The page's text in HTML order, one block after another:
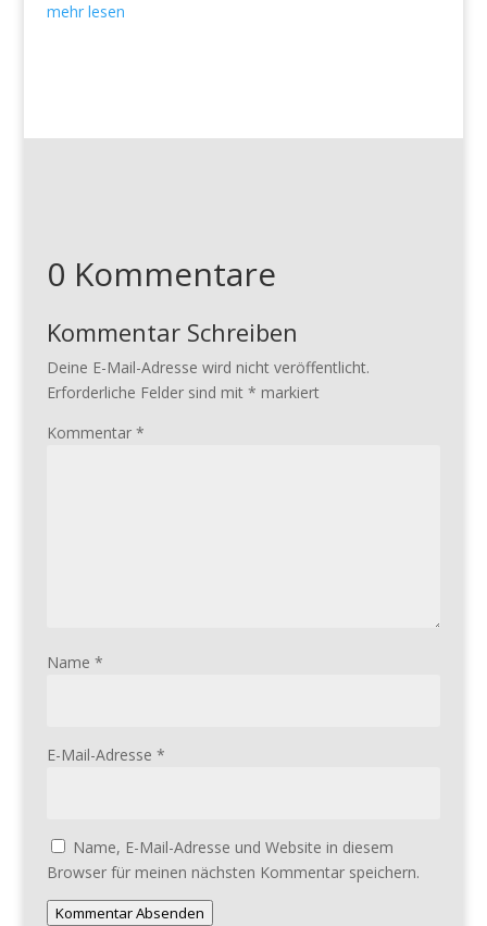
mehr lesen
0 Kommentare
Kommentar Schreiben
Deine E-Mail-Adresse wird nicht veröffentlicht.
Erforderliche Felder sind mit * markiert
Kommentar *
Name *
E-Mail-Adresse *
Name, E-Mail-Adresse und Website in diesem
Browser für meinen nächsten Kommentar speichern.
Kommentar Absenden